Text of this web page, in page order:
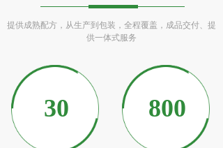
提供成熟配方，从生产到包装，全程覆盖，成品交付、提
供一体式服务
800
30